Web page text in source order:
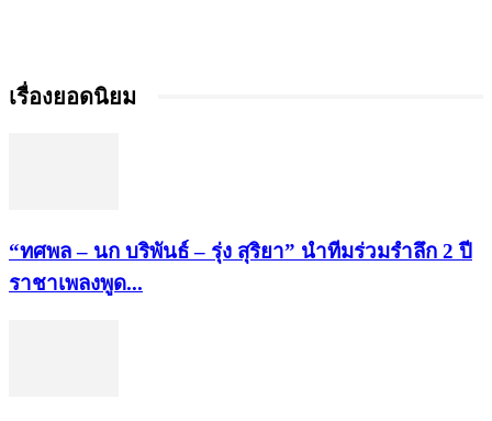
เรื่องยอดนิยม
“ทศพล – นก บริพันธ์ – รุ่ง สุริยา” นำทีมร่วมรำลึก 2 ปี
ราชาเพลงพูด...